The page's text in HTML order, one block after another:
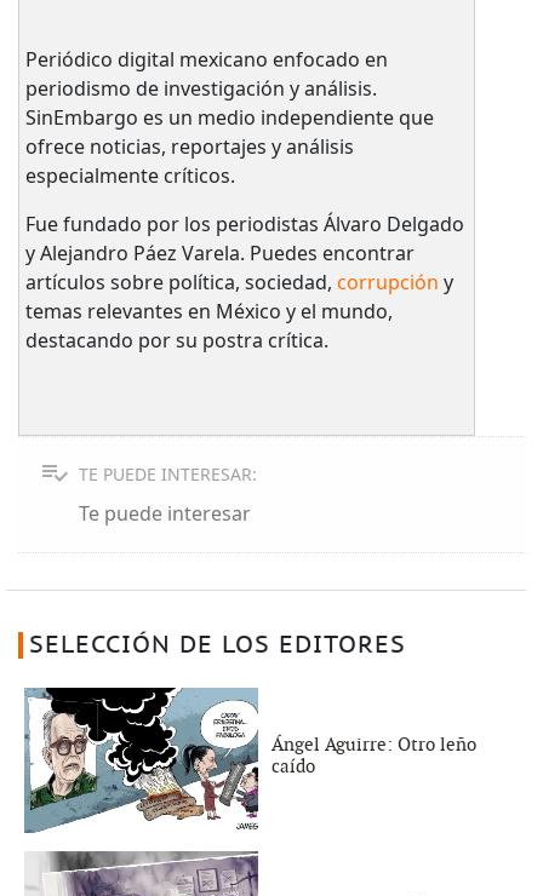
Periódico digital mexicano enfocado en
periodismo de investigación y análisis.
SinEmbargo es un medio independiente que
ofrece noticias, reportajes y análisis
especialmente críticos.
Fue fundado por los periodistas Álvaro Delgado
y Alejandro Páez Varela. Puedes encontrar
artículos sobre política, sociedad, corrupción y
temas relevantes en México y el mundo,
destacando por su postra crítica.
TE PUEDE INTERESAR:
Te puede interesar
SELECCIÓN DE LOS EDITORES
Ángel Aguirre: Otro leño
caído